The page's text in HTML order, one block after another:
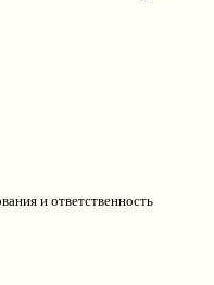
и ответственность